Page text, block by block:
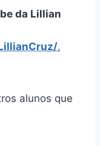
da Lillian
,
alunos que